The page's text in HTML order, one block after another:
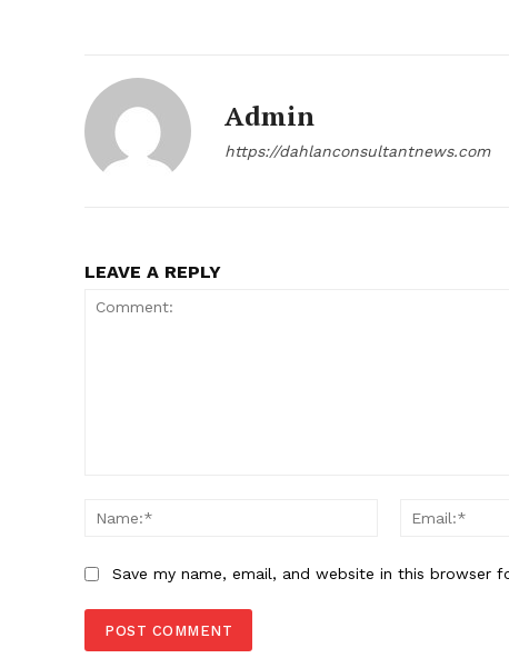
Admin
https://dahlanconsultantnews.com
LEAVE A REPLY
Name:*
Save my name, email, and website in this browser